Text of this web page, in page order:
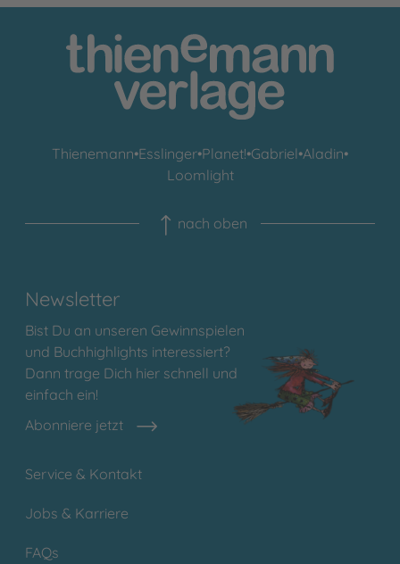
Thienemann•Esslinger•Planet!•Gabriel•Aladin•
Loomlight
nach oben
Newsletter
Bist Du an unseren Gewinnspielen
und Buchhighlights interessiert?
Dann trage Dich hier schnell und
einfach ein!
Abonniere jetzt
Service & Kontakt
Jobs & Karriere
FAQs